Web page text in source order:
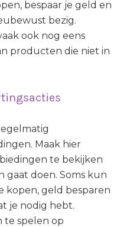
bespaar je geld en
bezig.
ook nog eens
producten die niet in
Maak hier
te bekijken
gaat doen. Soms kun
kopen, geld besparen
je nodig hebt.
te spelen op